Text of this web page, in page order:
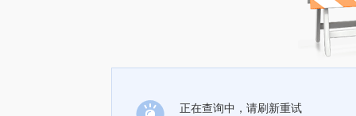
正在查询中，请刷新重试